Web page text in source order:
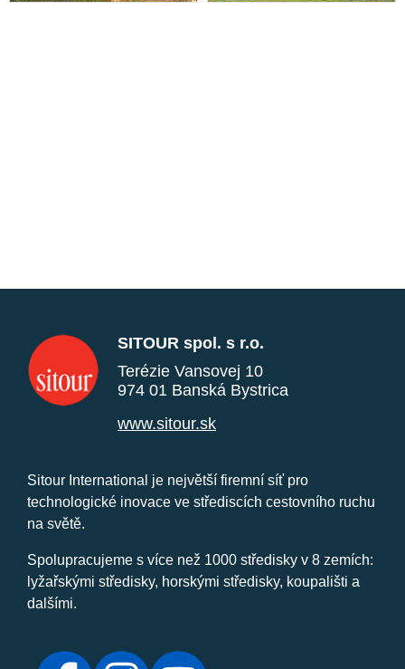
SITOUR spol. s r.o.
Terézie Vansovej 10
974 01 Banská Bystrica
www.sitour.sk
Sitour International je největší firemní síť pro
technologické inovace ve střediscích cestovního ruchu
na světě.
Spolupracujeme s více než 1000 středisky v 8 zemích:
lyžařskými středisky, horskými středisky, koupališti a
dalšími.